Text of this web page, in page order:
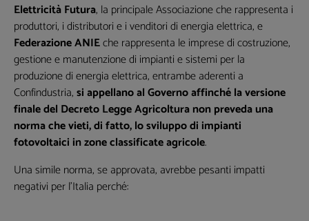
Elettricità Futura, la principale Associazione che rappresenta i
produttori, i distributori e i venditori di energia elettrica, e
Federazione ANIEche rappresenta le imprese di costruzione,
gestione e manutenzione di impianti e sistemi per la
produzione di energia elettrica, entrambe aderenti a
Confindustria,si appellano al Governo affinché la versione
finale del Decreto Legge Agricoltura non preveda una
norma che vieti, di fatto, lo sviluppo di impianti
fotovoltaici in zone classificate agricole.
Una simile norma, se approvata, avrebbe pesanti impatti
negativi per l’Italia perché: